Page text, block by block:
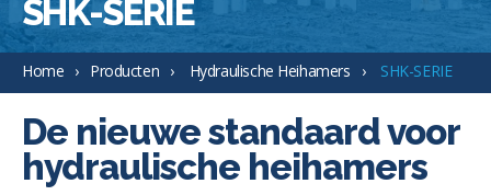
SHK-SERIE
Home Producten Hydraulische Heihamers SHK-SERIE
De nieuwe standaard voor
hydraulische heihamers